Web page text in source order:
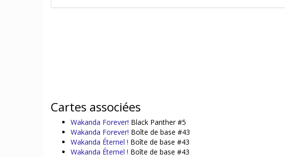
Cartes associées
Wakanda Forever! Black Panther #5
Wakanda Forever! Boîte de base #43
Wakanda Éternel ! Boîte de base #43
Wakanda Éternel ! Boîte de base #43